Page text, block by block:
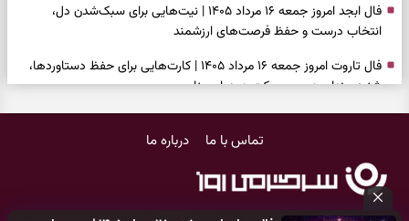
فال ابجد امروز جمعه ۱۶ مرداد ۱۴۰۵ | نیت‌هایی برای سبک‌شدن دل،
انتخاب درست و حفظ فرصت‌های ارزشمند
فال تاروت امروز جمعه ۱۶ مرداد ۱۴۰۵ | کارت‌هایی برای حفظ دستاوردها،
شنیدن ندای درون و حرکت در زمان مناسب
دیدن ارزش مسیرهای آرام
وقتی همه راه‌ها بسته شد، این دعای گشایش را بخوانید؛ ذکر معتبر برای
آسان شدن فوری کارهای سخت
تماس با ما درباره ما